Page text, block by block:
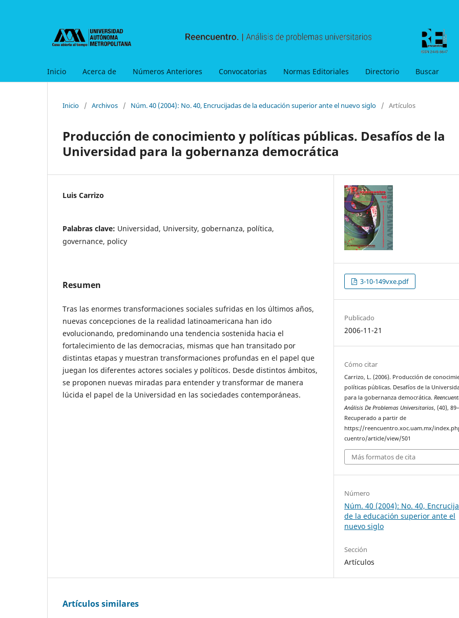
Inicio Acerca de Números Anteriores Convocatorias Normas Editoriales Directorio Buscar
Inicio / Archivos / Núm. 40 (2004): No. 40, Encrucijadas de la educación superior ante el nuevo siglo / Artículos
Producción de conocimiento y políticas públicas. Desafíos de la
Universidad para la gobernanza democrática
Luis Carrizo
Palabras clave: Universidad, University, gobernanza, política,
governance, policy
Resumen
Tras las enormes transformaciones sociales sufridas en los últimos años,
nuevas concepciones de la realidad latinoamericana han ido
evolucionando, predominando una tendencia sostenida hacia el
fortalecimiento de las democracias, mismas que han transitado por
distintas etapas y muestran transformaciones profundas en el papel que
juegan los diferentes actores sociales y políticos. Desde distintos ámbitos,
se proponen nuevas miradas para entender y transformar de manera
lúcida el papel de la Universidad en las sociedades contemporáneas.
3-10-149vxe.pdf
Publicado
2006-11-21
Cómo citar
Carrizo, L. (2006). Producción de
políticas públicas. Desafíos de la
para la gobernanza democrática.
Análisis De Problemas Universitarios, (40),
Recuperado a partir de
https://reencuentro.xoc.uam.mx/
cuentro/article/view/501
Más formatos de cita
Número
Núm. 40 (2004): No. 40,
de la educación superior ante el
nuevo siglo
Sección
Artículos
Artículos similares